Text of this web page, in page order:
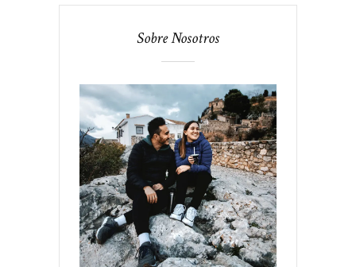
Sobre Nosotros